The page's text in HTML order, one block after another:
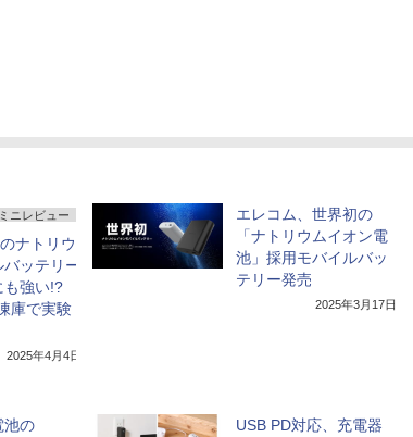
ニレビュー
ナトリウ
ッテリー
も強い!?
庫で実験
2025年4月4日
エレコム、世界初の
「ナトリウムイオン電
池」採用モバイルバッ
テリー発売
2025年3月17日
池の
USB PD対応、充電器